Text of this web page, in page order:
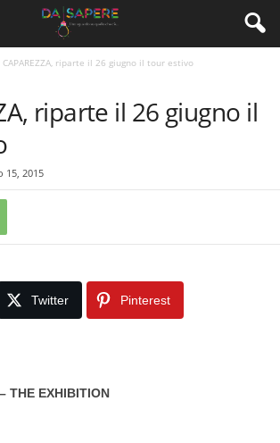
CAPAREZZA, riparte il 26 giugno il tour estivo
riparte il 26 giugno il
15, 2015
Twitter Pinterest
THE EXHIBITION